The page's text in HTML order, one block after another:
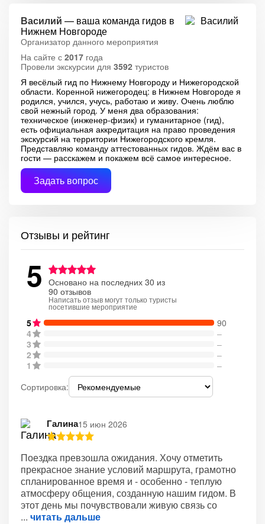
Василий — ваша команда гидов в
Нижнем Новгороде
Организатор данного мероприятия
На сайте с 2017 года
Провели экскурсии для 3592 туристов
Я весёлый гид по Нижнему Новгороду и Нижегородской
области. Коренной нижегородец: в Нижнем Новгороде я
родился, учился, учусь, работаю и живу. Очень люблю
свой нежный город. У меня два образования:
техническое (инженер-физик) и гуманитарное (гид),
есть официальная аккредитация на право проведения
экскурсий на территории Нижегородского кремля.
Представляю команду аттестованных гидов. Ждём вас в
гости — расскажем и покажем всё самое интересное.
Задать вопрос
Отзывы и рейтинг
5 Основано на последних 30 из
90 отзывов
Написать отзыв могут только туристы
посетившие мероприятие
5
90
4
–
3
–
2
–
1
–
Сортировка:
Галина15 июн 2026
Поездка превзошла ожидания. Хочу отметить
прекрасное знание условий маршрута, грамотно
спланированное время и - особенно - теплую
атмосферу общения, созданную нашим гидом. В
этот день мы почувствовали живую связь со
читать дальше